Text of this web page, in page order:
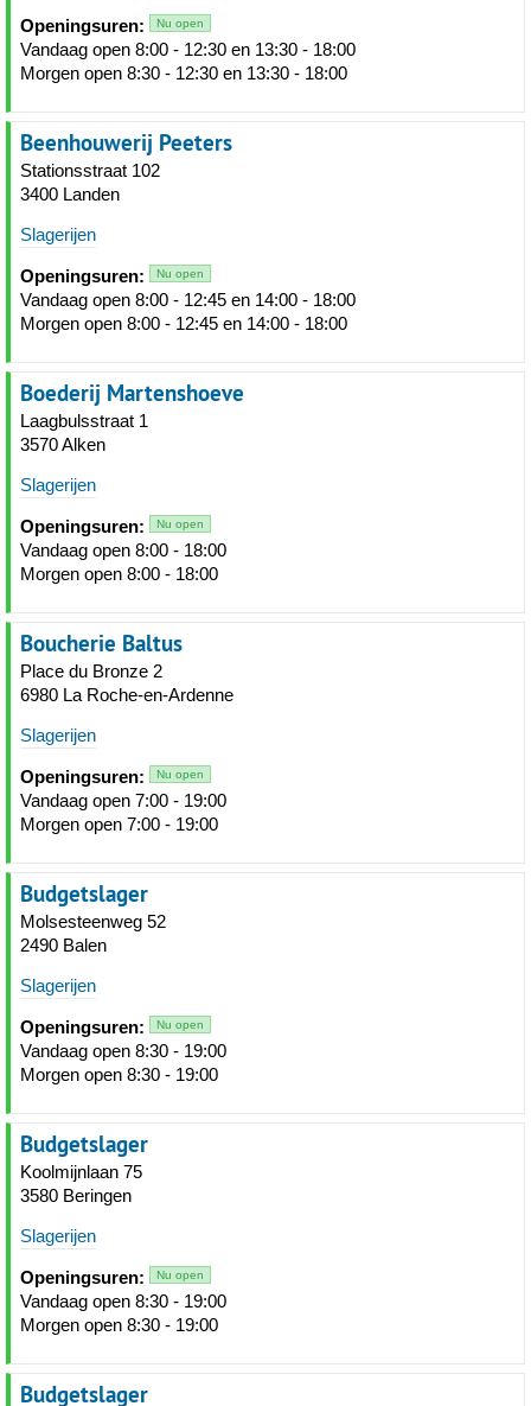
Openingsuren: Nu open
Vandaag open 8:00 - 12:30 en 13:30 - 18:00
Morgen open 8:30 - 12:30 en 13:30 - 18:00
Beenhouwerij Peeters
Stationsstraat 102
3400 Landen
Slagerijen
Openingsuren: Nu open
Vandaag open 8:00 - 12:45 en 14:00 - 18:00
Morgen open 8:00 - 12:45 en 14:00 - 18:00
Boederij Martenshoeve
Laagbulsstraat 1
3570 Alken
Slagerijen
Openingsuren: Nu open
Vandaag open 8:00 - 18:00
Morgen open 8:00 - 18:00
Boucherie Baltus
Place du Bronze 2
6980 La Roche-en-Ardenne
Slagerijen
Openingsuren: Nu open
Vandaag open 7:00 - 19:00
Morgen open 7:00 - 19:00
Budgetslager
Molsesteenweg 52
2490 Balen
Slagerijen
Openingsuren: Nu open
Vandaag open 8:30 - 19:00
Morgen open 8:30 - 19:00
Budgetslager
Koolmijnlaan 75
3580 Beringen
Slagerijen
Openingsuren: Nu open
Vandaag open 8:30 - 19:00
Morgen open 8:30 - 19:00
Budgetslager